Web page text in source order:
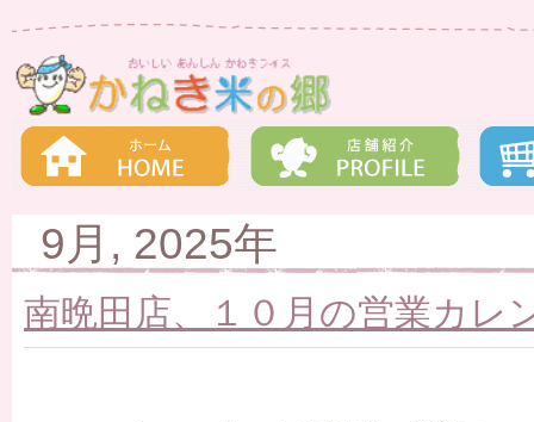
9月, 2025年
南晩田店、１０月の営業カレ